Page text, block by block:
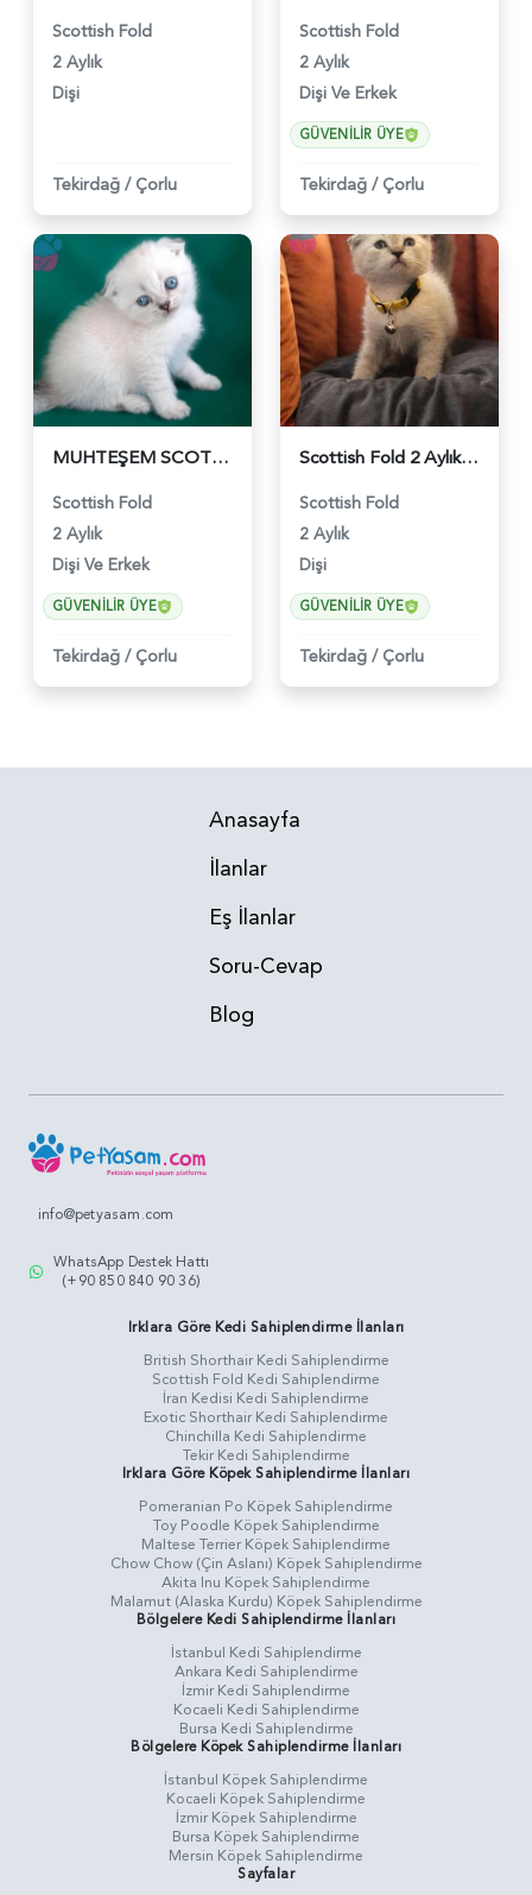
Scottish Fold
2 Aylık
Dişi
Tekirdağ / Çorlu
Scottish Fold
2 Aylık
Dişi Ve Erkek
GÜVENILIR ÜYE
Tekirdağ / Çorlu
MUHTEŞEM SCOTTİSH FOLD BLUEPOİNT - 467
Scottish Fold
2 Aylık
Dişi Ve Erkek
GÜVENILIR ÜYE
Tekirdağ / Çorlu
Scottish Fold 2 Aylık Dişi Yuva Arıyor - 468
Scottish Fold
2 Aylık
Dişi
GÜVENILIR ÜYE
Tekirdağ / Çorlu
Anasayfa
İlanlar
Eş İlanlar
Soru-Cevap
Blog
info@petyasam.com
WhatsApp Destek Hattı
(+90 850 840 90 36)
Irklara Göre Kedi Sahiplendirme İlanları
British Shorthair Kedi Sahiplendirme
Scottish Fold Kedi Sahiplendirme
İran Kedisi Kedi Sahiplendirme
Exotic Shorthair Kedi Sahiplendirme
Chinchilla Kedi Sahiplendirme
Tekir Kedi Sahiplendirme
Irklara Göre Köpek Sahiplendirme İlanları
Pomeranian Po Köpek Sahiplendirme
Toy Poodle Köpek Sahiplendirme
Maltese Terrier Köpek Sahiplendirme
Chow Chow (Çin Aslanı) Köpek Sahiplendirme
Akita Inu Köpek Sahiplendirme
Malamut (Alaska Kurdu) Köpek Sahiplendirme
Bölgelere Kedi Sahiplendirme İlanları
İstanbul Kedi Sahiplendirme
Ankara Kedi Sahiplendirme
İzmir Kedi Sahiplendirme
Kocaeli Kedi Sahiplendirme
Bursa Kedi Sahiplendirme
Bölgelere Köpek Sahiplendirme İlanları
İstanbul Köpek Sahiplendirme
Kocaeli Köpek Sahiplendirme
İzmir Köpek Sahiplendirme
Bursa Köpek Sahiplendirme
Mersin Köpek Sahiplendirme
Sayfalar